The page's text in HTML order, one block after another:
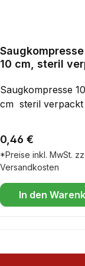
Saugkompresse
10 cm, steril
Saugkompresse
cm steril verpackt
Regulärer Preis:
0,46 €
*Preise inkl. MwSt.
Versandkosten
In den